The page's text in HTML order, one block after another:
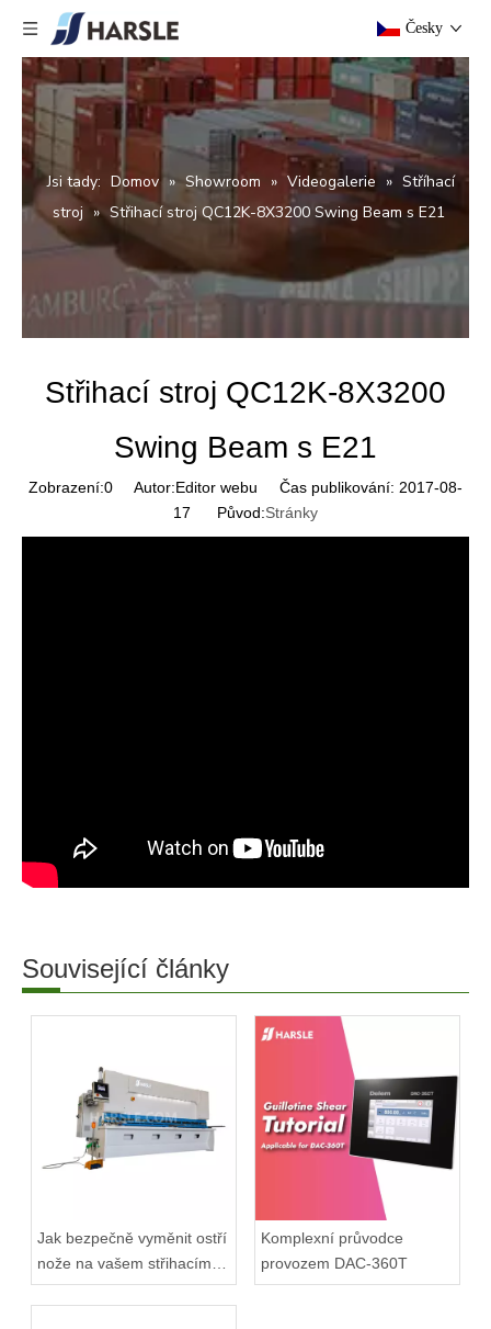
Česky
Jsi tady: Domov » Showroom » Videogalerie » Stříhací
stroj » Střihací stroj QC12K-8X3200 Swing Beam s E21
Střihací stroj QC12K-8X3200
Swing Beam s E21
Zobrazení:0 Autor:Editor webu Čas publikování: 2017-08-
17 Původ:Stránky
Související články
Jak bezpečně vyměnit ostří
nože na vašem střihacím
stroji
Komplexní průvodce
provozem DAC-360T